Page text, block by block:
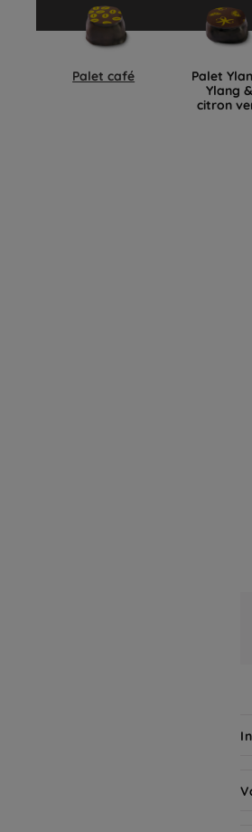
Palet café Palet
Ylang &
citron